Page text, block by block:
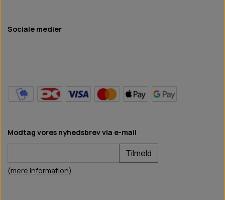
Sociale medier
Modtag vores nyhedsbrev via e-mail
Tilmeld
(mere information)